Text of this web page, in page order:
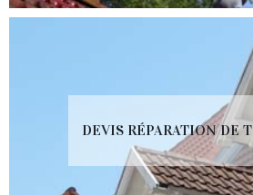
DEVIS RÉPARATION DE